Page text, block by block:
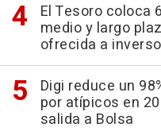
El Tesoro coloca
medio y largo
ofrecida a
Digi reduce un
por atípicos en
salida a Bolsa